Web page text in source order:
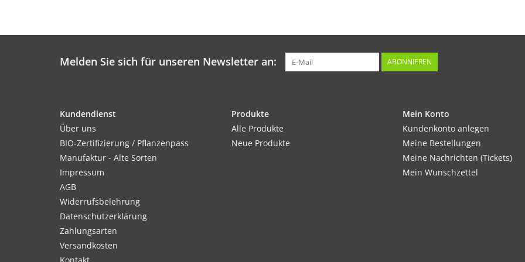
Melden Sie sich für unseren Newsletter an: ABONNIEREN
Kundendienst
Über uns
BIO-Zertifizierung / Pflanzenpass
Manufaktur - Alte Sorten
Impressum
AGB
Widerrufsbelehrung
Datenschutzerklärung
Zahlungsarten
Versandkosten
Kontakt
Produkte
Alle Produkte
Neue Produkte
Mein Konto
Kundenkonto anlegen
Meine Bestellungen
Meine Nachrichten (Tickets)
Mein Wunschzettel